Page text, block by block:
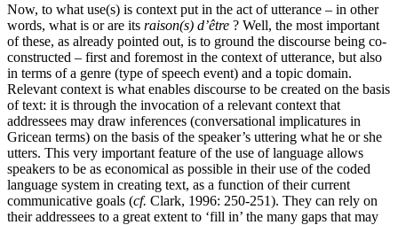
Now, to what use(s) is context put in the act of utterance – in other
words, what is or are its raison(s) d’être ? Well, the most important
of these, as already pointed out, is to ground the discourse being co-
constructed – first and foremost in the context of utterance, but also
in terms of a genre (type of speech event) and a topic domain.
Relevant context is what enables discourse to be created on the basis
of text: it is through the invocation of a relevant context that
addressees may draw inferences (conversational implicatures in
Gricean terms) on the basis of the speaker’s uttering what he or she
utters. This very important feature of the use of language allows
speakers to be as economical as possible in their use of the coded
language system in creating text, as a function of their current
communicative goals (cf. Clark, 1996: 250-251). They can rely on
their addressees to a great extent to ‘fill in’ the many gaps that may